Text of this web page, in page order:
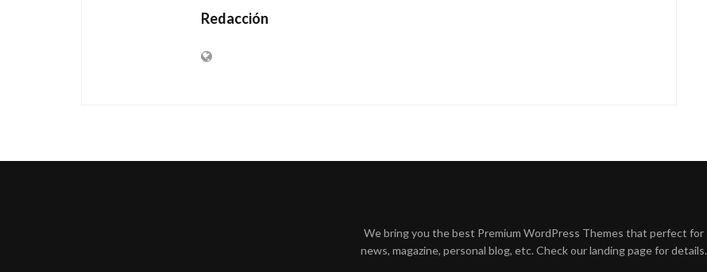
Redacción
We bring you the best Premium WordPress Themes that perfect for
news, magazine, personal blog, etc. Check our landing page for details.